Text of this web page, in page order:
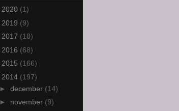
2020 (1)
2019 (9)
2017 (18)
2016 (68)
2015 (166)
2014 (197)
► december (14)
► november (9)